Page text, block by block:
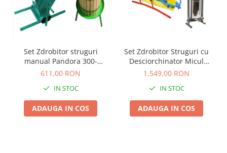
Set Zdrobitor struguri
manual Pandora 300-
350Kg/Ora, 25 Litri + Teasc
611,00 RON
IN STOC
ADAUGA IN COS
Set Zdrobitor Struguri cu
Desciorchinator Micul
Fermier 300kg/Ora + Teasc
1.549,00 RON
IN STOC
ADAUGA IN COS